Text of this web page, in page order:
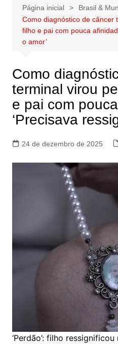
Página inicial
Brasil &
Como diagnóstico de câncer
filho e pai com pouca
o amor’
Como
terminal virou
e pai com
‘Precisava
24 de dezembro de 2025
‘Perdão’: filho